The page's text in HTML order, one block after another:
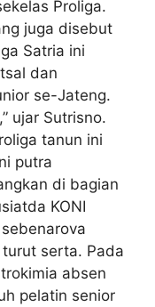
Proliga.
juga disebut
Satria ini
dan
se-Jateng.
ujar Sutrisno.
tanun ini
putra
di bagian
KONI
serta. Pada
absen
pelatin senior